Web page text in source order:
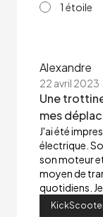
1 étoile
Alexandre
22 avril 2023
Une
mes
J'ai été
électrique.
son moteur
moyen de
quotidiens.